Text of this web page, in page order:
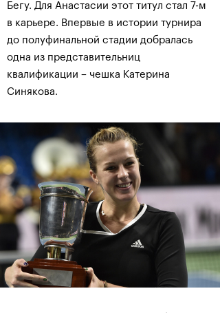
Бегу. Для Анастасии этот титул стал 7-м
в карьере. Впервые в истории турнира
до полуфинальной стадии добралась
одна из представительниц
квалификации – чешка Катерина
Синякова.